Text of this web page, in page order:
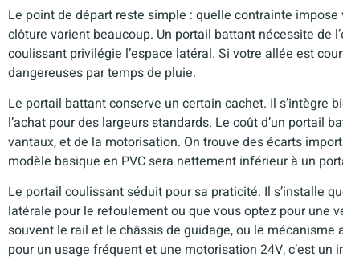
Le point de départ reste simple : quelle contrainte
clôture varient beaucoup. Un portail battant nécessite de
coulissant privilégie l’espace latéral. Si votre allée est
dangereuses par temps de pluie.
Le portail battant conserve un certain cachet. Il
l’achat pour des largeurs standards. Le coût d’un portail
vantaux, et de la motorisation. On trouve des écarts
modèle basique en PVC sera nettement inférieur à un
Le portail coulissant séduit pour sa praticité. Il s’installe
latérale pour le refoulement ou que vous optez pour une
souvent le rail et le châssis de guidage, ou le
pour un usage fréquent et une motorisation 24V, c’est